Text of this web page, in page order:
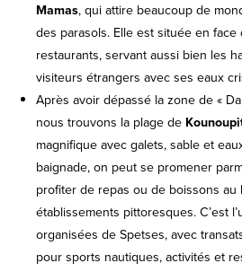
Mamas, qui attire beaucoup de
des parasols. Elle est située en face
restaurants, servant aussi bien les
visiteurs étrangers avec ses eaux
Après avoir dépassé la zone de «
nous trouvons la plage de
magnifique avec galets, sable et
baignade, on peut se promener
profiter de repas ou de boissons au
établissements pittoresques. C’est
organisées de Spetses, avec
pour sports nautiques, activités et